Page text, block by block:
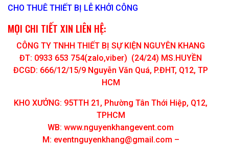
CHO THUÊ THIẾT BỊ LỄ KHỞI CÔNG
MỌI CHI TIẾT XIN LIÊN HỆ:
CÔNG TY TNHH THIẾT BỊ SỰ KIỆN NGUYÊN KHANG
ĐT: 0933 653 754(zalo,viber) (24/24) MS.HUYỀN
ĐCGD: 666/12/15/9 Nguyễn Văn Quá, P.ĐHT, Q12, TP
HCM
KHO XƯỞNG: 95TTH 21, Phường Tân Thới Hiệp, Q12,
TPHCM
WB: www.nguyenkhangevent.com
M: eventnguyenkhang@gmail.com –